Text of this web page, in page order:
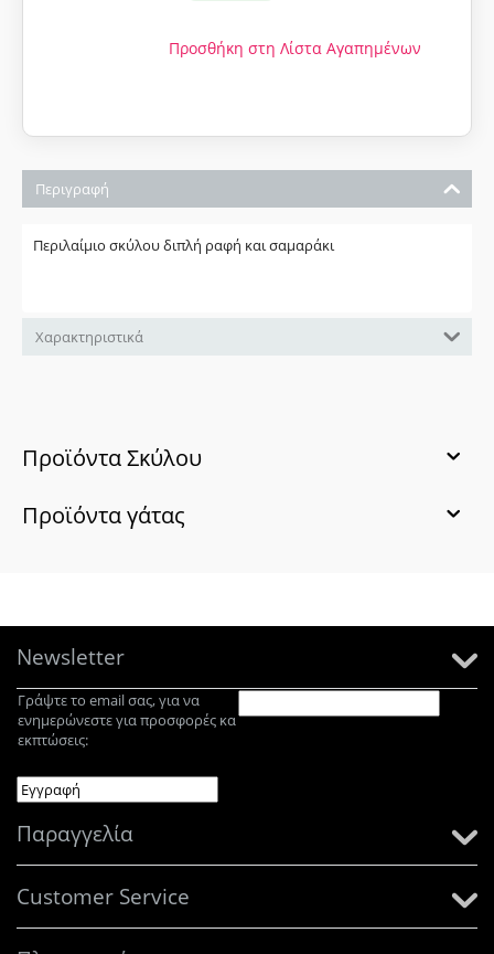
Προσθήκη στη Λίστα Αγαπημένων
Περιγραφή
Περιλαίμιο σκύλου διπλή ραφή και σαμαράκι
Χαρακτηριστικά
Προϊόντα Σκύλου
Προϊόντα γάτας
Newsletter
Γράψτε το email σας, για να
ενημερώνεστε για προσφορές κα
εκπτώσεις:
Παραγγελία
Customer Service